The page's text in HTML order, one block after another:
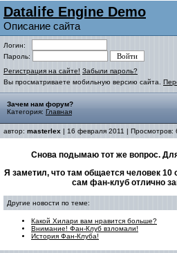
Datalife Engine Demo
Описание сайта
Логин:
Пароль:
Регистрация на сайте! Забыли пароль?
Вы просматриваете мобильную версию сайта.
Зачем нам форум?
Категория: Главная
автор: masterlex | 16 февраля 2011 | Просмотров:
Снова подымаю тот же вопрос.
Я заметил, что там общается человек
сам фан-клуб отлично
Другие новости по теме:
Какой Хилари вам нравится больше?
Внимание! Фан-Клуб взломали!
История Фан-Клуба!